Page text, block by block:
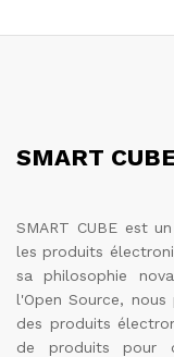
SMART
SMART CUBE est
les produits
sa philosophie
l'Open Source,
des produits
de produits pour